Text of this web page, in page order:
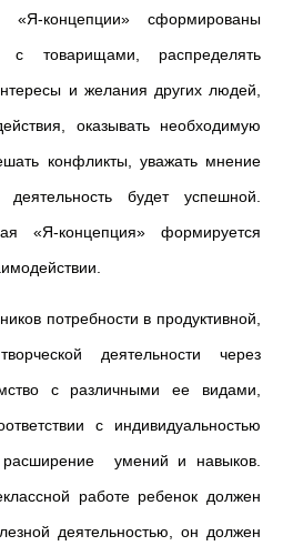
«Я-концепции» сформированы
с товарищами, распределять
и желания других людей,
оказывать необходимую
конфликты, уважать мнение
будет успеш­ной.
«Я-концепция» формируется
потребности в продуктивной,
деятельности через
с различными ее видами,
с индивидуальностью
расширение умений и навыков.
работе ребенок должен
дея­тельностью, он должен